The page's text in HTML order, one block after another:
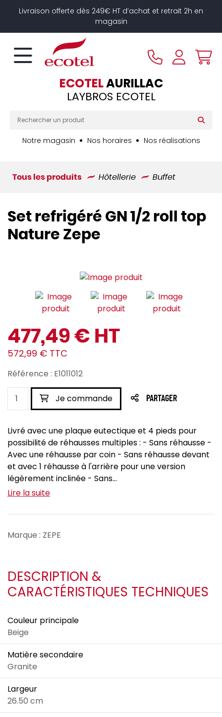
Livraison offerte dès 249€ HT d’achat et retrait 2h en
magasin
ECOTELAURILLAC
LAYBROS ECOTEL
Notre magasin Nos horaires Nos réalisations
Tous les produits Hôtellerie Buffet
Set refrigéré GN 1/2 roll top
Nature Zepe
477,49 € HT
572,99 € TTC
Référence : E1011012
Je commande PARTAGER
Livré avec une plaque eutectique et 4 pieds pour
possibilité de réhausses multiples : - Sans réhausse -
Avec une réhausse par coin - Sans réhausse devant
et avec 1 réhausse à l'arrière pour une version
légèrement inclinée - Sans...
Lire la suite
Marque : ZEPE
DESCRIPTION &
CARACTÉRISTIQUES TECHNIQUES
Couleur principale
Beige
Matière secondaire
Granite
Largeur
26.50 cm
Panneau de gestion des cookies